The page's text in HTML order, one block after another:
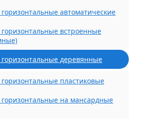
автоматические
встроенные
деревянные
пластиковые
на мансардные